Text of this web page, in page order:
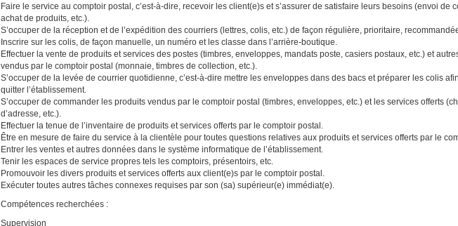
Faire le service au comptoir postal, c’est-à-dire, recevoir les client(e)s et s’assurer de satisfaire leurs besoins (envoi de
achat de produits, etc.).
S’occuper de la réception et de l’expédition des courriers (lettres, colis, etc.) de façon régulière, prioritaire,
Inscrire sur les colis, de façon manuelle, un numéro et les classe dans l’arrière-boutique.
Effectuer la vente de produits et services des postes (timbres, enveloppes, mandats poste, casiers postaux, etc.) et
vendus par le comptoir postal (monnaie, timbres de collection, etc.).
S’occuper de la levée de courrier quotidienne, c’est-à-dire mettre les enveloppes dans des bacs et préparer les colis
quitter l’établissement.
S’occuper de commander les produits vendus par le comptoir postal (timbres, enveloppes, etc.) et les services offerts
d’adresse, etc.).
Effectuer la tenue de l’inventaire de produits et services offerts par le comptoir postal.
Être en mesure de faire du service à la clientèle pour toutes questions relatives aux produits et services offerts par le
Entrer les ventes et autres données dans le système informatique de l’établissement.
Tenir les espaces de service propres tels les comptoirs, présentoirs, etc.
Promouvoir les divers produits et services offerts aux client(e)s par le comptoir postal.
Exécuter toutes autres tâches connexes requises par son (sa) supérieur(e) immédiat(e).
Compétences recherchées :
Supervision